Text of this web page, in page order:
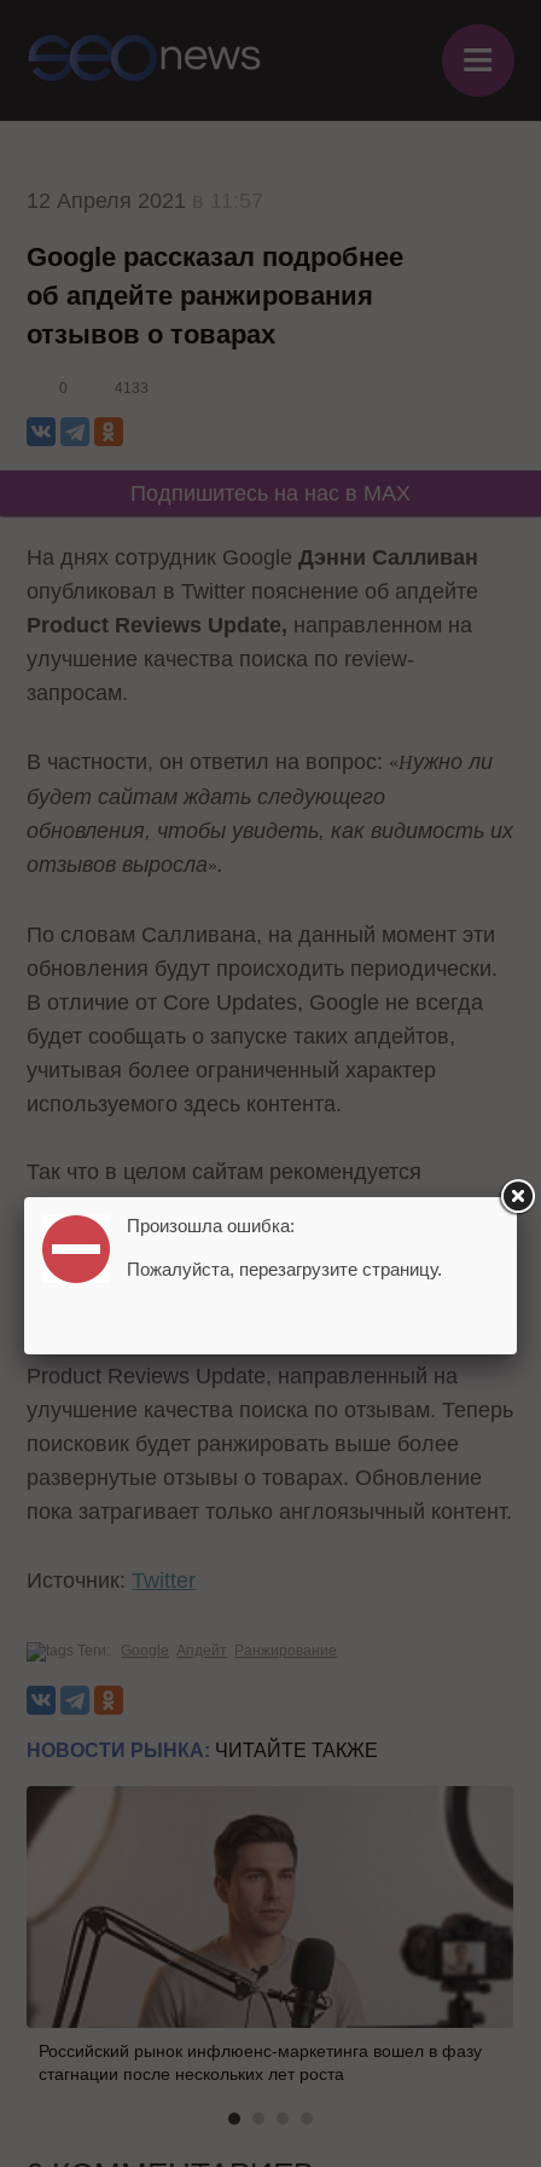
≡
12 Апреля 2021
Google рассказал подробнее
об апдейте ранжирования
отзывов о товарах
0 4133
Подпишитесь на нас в MAX
На днях сотрудник GoogleДэнни Салливан
опубликовал в Twitter пояснение об апдейте
Product Reviews Update, направленном на
улучшение качества поиска по review-
запросам.
В частности, он ответил на вопрос: «Нужно ли
будет сайтам ждать следующего
обновления, чтобы увидеть, как видимость их
отзывов выросла».
По словам Салливана, на данный момент эти
обновления будут происходить периодически.
В отличие от Core Updates, Google не всегда
будет сообщать о запуске таких апдейтов,
учитывая более ограниченный характер
используемого здесь контента.
Так что в целом сайтам рекомендуется
соблюдать рекомендации Google в отношении
отзывов и работать над их улучшением.
Product Reviews Update, направленный на
улучшение качества поиска по отзывам. Теперь
поисковик будет ранжировать выше более
развернутые отзывы о товарах. Обновление
пока затрагивает только англоязычный контент.
Источник:Twitter
Теги: Google Апдейт Ранжирование
НОВОСТИ РЫНКА: ЧИТАЙТЕ ТАКЖЕ
Российский рынок инфлюенс-маркетинга вошел в фазу
стагнации после нескольких лет роста
Произошла ошибка:
Пожалуйста, перезагрузите страницу.